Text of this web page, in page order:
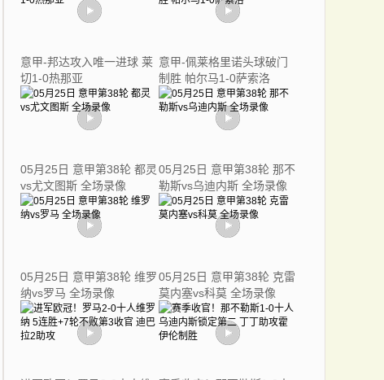
意甲-邦达攻入唯一进球 莱
切1-0热那亚
意甲-佩莱格里诺头球破门
制胜 帕尔马1-0萨索洛
05月25日 意甲第38轮 都灵
vs尤文图斯 全场录像
05月25日 意甲第38轮 那不
勒斯vs乌迪内斯 全场录像
05月25日 意甲第38轮 维罗
纳vs罗马 全场录像
05月25日 意甲第38轮 克雷
莫内塞vs科莫 全场录像